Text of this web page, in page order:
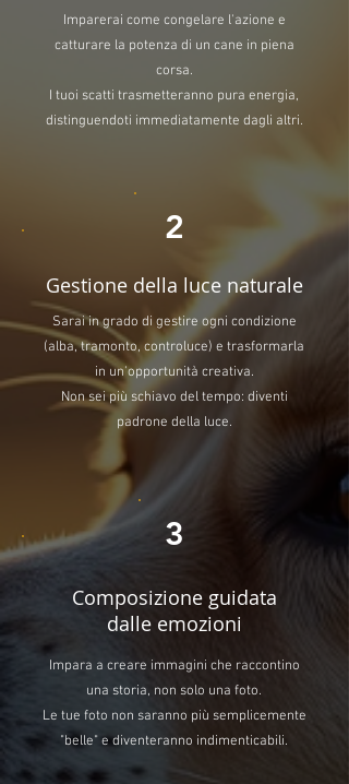
Imparerai come congelare l'azione e
catturare la potenza di un cane in piena
corsa.
I tuoi scatti trasmetteranno pura energia,
distinguendoti immediatamente dagli altri.
2
Gestione della luce naturale
Sarai in grado di gestire ogni condizione
(alba, tramonto, controluce) e trasformarla
in un'opportunità creativa.
Non sei più schiavo del tempo: diventi
padrone della luce.
3
Composizione guidata
dalle emozioni
Impara a creare immagini che raccontino
una storia, non solo una foto.
Le tue foto non saranno più semplicemente
"belle" e diventeranno indimenticabili.